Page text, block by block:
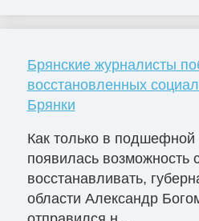
Брянские журналисты
восстановленных
Брянки
Как только в
появилась возможность
восстанавливать,
области Александр